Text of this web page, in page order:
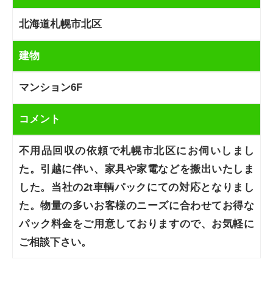
北海道札幌市北区
建物
マンション6F
コメント
不用品回収の依頼で札幌市北区にお伺いしまし
た。引越に伴い、家具や家電などを搬出いたしま
した。当社の2t車輌パックにての対応となりまし
た。物量の多いお客様のニーズに合わせてお得な
パック料金をご用意しておりますので、お気軽に
ご相談下さい。